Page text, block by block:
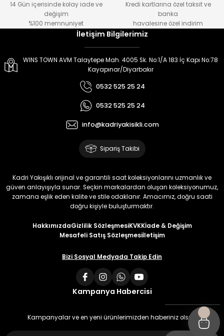
14 Gün içerisinde kolay iade ve
değişim
%100 memnuniyet
Kredi kartlarına özel taksit ve
banka
havalesine özel indirim
İletişim Bilgilerimiz
WINS TOWN AVM Talaytepe Mah. 4005 Sk. No:1/A 183 İç Kapı No:78
Kayapınar/Diyarbakır
0532 525 25 24
0532 525 25 24
info@kadriyakisikli.com
Sipariş Takibi
Kadri Yakışıklı orijinal ve garantili saat koleksiyonlarını uzmanlık ve
güven anlayışıyla sunar. Seçkin markalardan oluşan koleksiyonumuz,
zamana eşlik eden kalite ve stile odaklanır. Amacımız, doğru saati
doğru kişiyle buluşturmaktır.
HakkımızdaGizlilik SözleşmesiKVKKİade & Değişim
Mesafeli Satış Sözleşmesiİletişim
Bizi Sosyal Medyada Takip Edin
Kampanya Habercisi
Kampanyalar ve en yeni ürünlerimizden haberiniz olsun